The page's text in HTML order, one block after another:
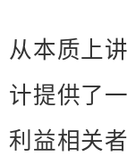
从本质上
计提供了
利益相关